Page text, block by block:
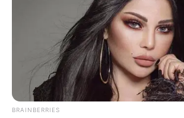
Поделиться:
Теги:пасха кладбище запрет